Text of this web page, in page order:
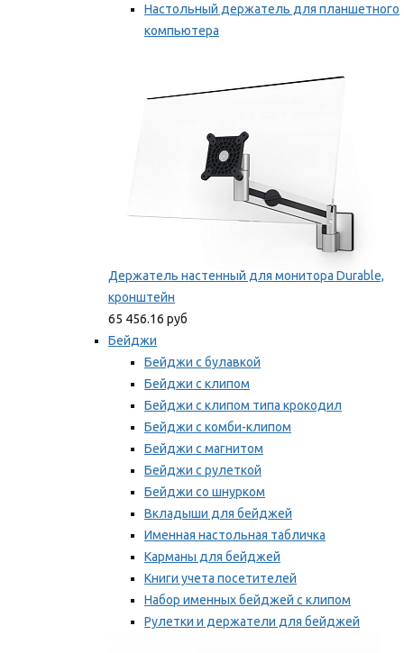
Настольный держатель для планшетного
компьютера
Держатель настенный для монитора Durable,
кронштейн
65 456.16 руб
Бейджи
Бейджи с булавкой
Бейджи с клипом
Бейджи с клипом типа крокодил
Бейджи с комби-клипом
Бейджи с магнитом
Бейджи с рулеткой
Бейджи со шнурком
Вкладыши для бейджей
Именная настольная табличка
Карманы для бейджей
Книги учета посетителей
Набор именных бейджей с клипом
Рулетки и держатели для бейджей